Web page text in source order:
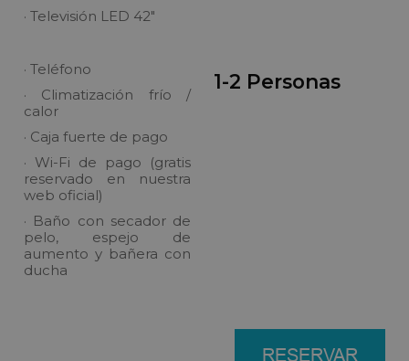
· Televisión LED 42"
· Teléfono
· Climatización frío /
calor
· Caja fuerte de pago
· Wi-Fi de pago (gratis
reservado en nuestra
web oficial)
· Baño con secador de
pelo, espejo de
aumento y bañera con
ducha
1-2 Personas
RESERVAR